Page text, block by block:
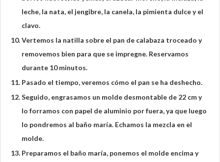
leche, la nata, el jengibre, la canela, la pimienta dulce y el
clavo.
Vertemos la natilla sobre el pan de calabaza troceado y
removemos bien para que se impregne. Reservamos
durante 10 minutos.
Pasado el tiempo, veremos cómo el pan se ha deshecho.
Seguido, engrasamos un molde desmontable de 22 cm y
lo forramos con papel de aluminio por fuera, ya que luego
lo pondremos al baño maría. Echamos la mezcla en el
molde.
Preparamos el baño maría, ponemos el molde encima y